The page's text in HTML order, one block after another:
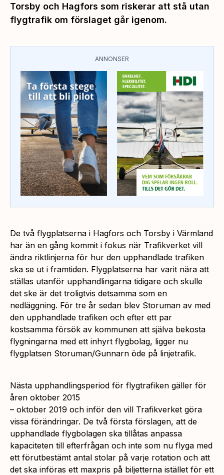
Torsby och Hagfors som riskerar att stå utan
flygtrafik om förslaget går igenom.
ANNONSER
De två flygplatserna i Hagfors och Torsby i Värmland
har än en gång kommit i fokus när Trafikverket vill
ändra riktlinjerna för hur den upphandlade trafiken
ska se ut i framtiden. Flygplatserna har varit nära att
ställas utanför upphandlingarna tidigare och skulle
det ske är det troligtvis detsamma som en
nedläggning. För tre år sedan blev Storuman av med
den upphandlade trafiken och efter ett par
kostsamma försök av kommunen att själva bekosta
flygningarna med ett inhyrt flygbolag, ligger nu
flygplatsen Storuman/Gunnarn öde på linjetrafik.
Nästa upphandlingsperiod för flygtrafiken gäller för
åren oktober 2015
– oktober 2019 och inför den vill Trafikverket göra
vissa förändringar. De två första förslagen, att de
upphandlade flygbolagen ska tillåtas anpassa
kapaciteten till efterfrågan och inte som nu flyga med
ett förutbestämt antal stolar på varje rotation och att
det ska införas ett maxpris på biljetterna istället för ett